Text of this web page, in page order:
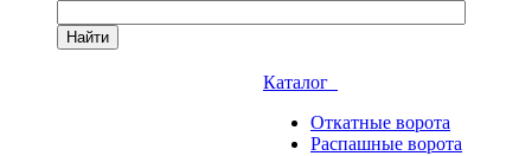
Найти
Каталог
Откатные ворота
Распашные ворота